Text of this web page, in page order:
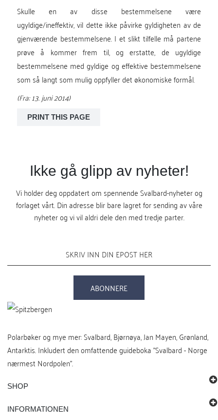
Skulle en av disse bestemmelsene være
ugyldige/ineffektiv, vil dette ikke påvirke gyldigheten av de
gjenværende bestemmelsene. I et slikt tilfelle må partene
prøve å kommer frem til, og erstatte, de ugyldige
bestemmelsene med gyldige og effektive bestemmelsene
som så langt som mulig oppfyller det økonomiske formål.
(Fra: 13. juni 2014)
Ikke gå glipp av nyheter!
Vi holder deg oppdatert om spennende Svalbard-nyheter og
forlaget vårt. Din adresse blir bare lagret for sending av våre
nyheter og vi vil aldri dele den med tredje parter.
ABONNERE
Polarbøker og mye mer: Svalbard, Bjørnøya, Jan Mayen, Grønland,
Antarktis. Inkludert den omfattende guideboka "Svalbard - Norge
nærmest Nordpolen".
SHOP
INFORMATIONEN